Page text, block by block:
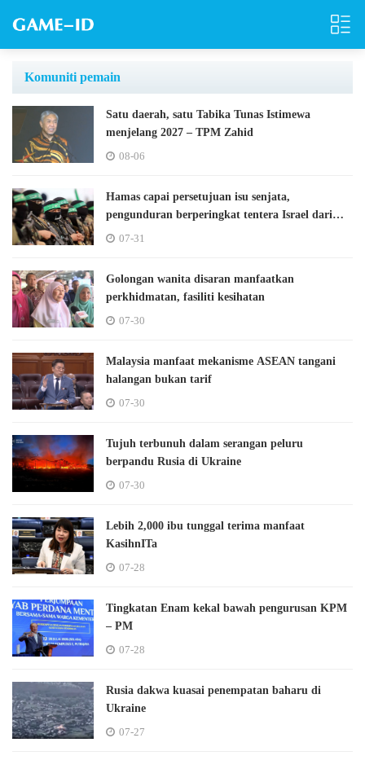
Komuniti pemain
Satu daerah, satu Tabika Tunas Istimewa
menjelang 2027 – TPM Zahid
08-06
Hamas capai persetujuan isu senjata,
pengunduran berperingkat tentera Israel dari
Gaza07-31
Golongan wanita disaran manfaatkan
perkhidmatan, fasiliti kesihatan
07-30
Malaysia manfaat mekanisme ASEAN tangani
halangan bukan tarif
07-30
Tujuh terbunuh dalam serangan peluru
berpandu Rusia di Ukraine
07-30
Lebih 2,000 ibu tunggal terima manfaat
KasihnITa
07-28
Tingkatan Enam kekal bawah pengurusan KPM
– PM
07-28
Rusia dakwa kuasai penempatan baharu di
Ukraine
07-27